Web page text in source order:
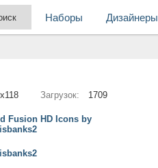
Наборы Дизайнеры
Загрузок: 1709
Fusion HD Icons by